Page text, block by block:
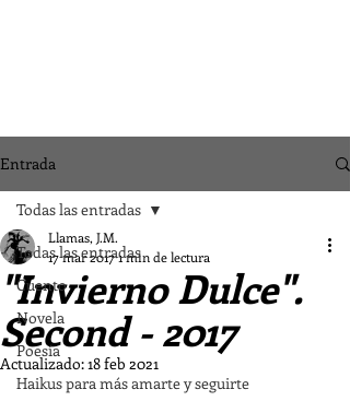
Entrada
Todas las entradas
Cuento
Novela
Poesía
Haikus para más amarte y seguirte
Todas las entradas
"Invierno Dulce".
Second - 2017
Llamas, J.M.
17 mar 20171 min de lectura
Actualizado:18 feb 2021